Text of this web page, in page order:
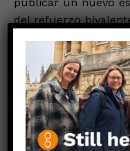
publicar un nuevo
del refuerzo
vacuna
MAY 10, 2023
¿Es el virus
resultado